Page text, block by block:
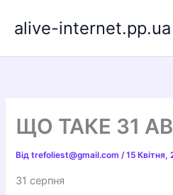
alive-internet.pp.ua
ЩО ТАКЕ 31
Відtrefoliest@gmail.com/15 Квітня,
31 серпня